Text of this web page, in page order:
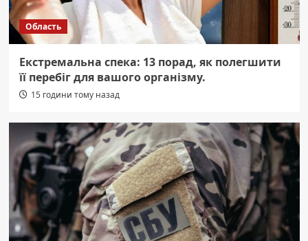
Область
Екстремальна спека: 13 порад, як полегшити
її перебіг для вашого організму.
15 години тому назад